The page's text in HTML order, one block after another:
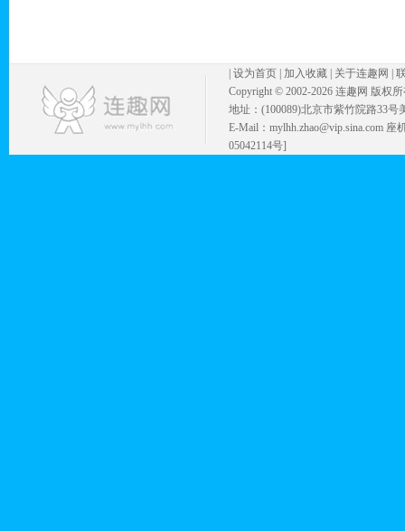
设为首页 加入收藏 关于连趣网
Copyright © 2002-2026 连趣网 版权
地址：(100089)北京市紫竹院路33号
E-Mail：mylhh.zhao@vip.sina.com
05042114号]